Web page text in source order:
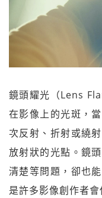
鏡頭耀光（Lens
在影像上的光斑，
次反射、折射或繞
放射狀的光點。鏡
清楚等問題，卻也
是許多影像創作者